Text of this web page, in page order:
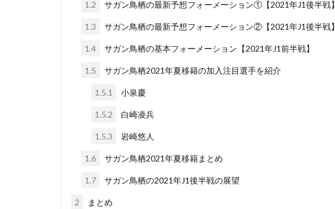
1.2 サガン鳥栖の最新予想フォーメーション①【2021年J1後半戦】
1.3 サガン鳥栖の最新予想フォーメーション②【2021年J1後半戦】
1.4 サガン鳥栖の基本フォーメーション【2021年J1前半戦】
1.5 サガン鳥栖2021年夏移籍の加入注目選手を紹介
1.5.1 小泉慶
1.5.2 白崎凌兵
1.5.3 岩崎悠人
1.6 サガン鳥栖2021年夏移籍まとめ
1.7 サガン鳥栖の2021年J1後半戦の展望
2 まとめ